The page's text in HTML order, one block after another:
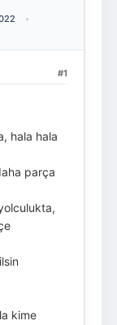
#1
hala hala
parça
kime